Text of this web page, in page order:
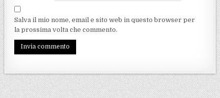
Salva il mio nome, email e sito web in questo browser per
la prossima volta che commento.